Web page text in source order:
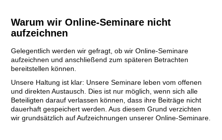
Warum wir Online-Seminare nicht
aufzeichnen
Gelegentlich werden wir gefragt, ob wir Online-Seminare
aufzeichnen und anschließend zum späteren Betrachten
bereitstellen können.
Unsere Haltung ist klar: Unsere Seminare leben vom offenen
und direkten Austausch. Dies ist nur möglich, wenn sich alle
Beteiligten darauf verlassen können, dass ihre Beiträge nicht
dauerhaft gespeichert werden. Aus diesem Grund verzichten
wir grundsätzlich auf Aufzeichnungen unserer Online-Seminare.